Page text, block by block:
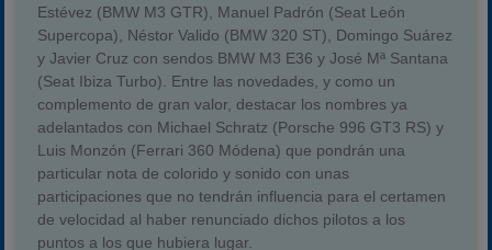
Estévez (BMW M3 GTR), Manuel Padrón (Seat León
Supercopa), Néstor Valido (BMW 320 ST), Domingo Suárez
y Javier Cruz con sendos BMW M3 E36 y José Mª Santana
(Seat Ibiza Turbo). Entre las novedades, y como un
complemento de gran valor, destacar los nombres ya
adelantados con Michael Schratz (Porsche 996 GT3 RS) y
Luis Monzón (Ferrari 360 Módena) que pondrán una
particular nota de colorido y sonido con unas
participaciones que no tendrán influencia para el certamen
de velocidad al haber renunciado dichos pilotos a los
puntos a los que hubiera lugar.